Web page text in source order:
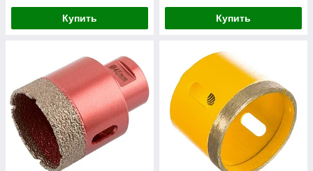
Купить Купить